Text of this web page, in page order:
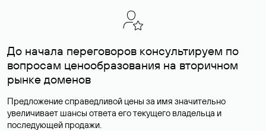
До начала переговоров консультируем по
вопросам ценообразования на вторичном
рынке доменов
Предложение справедливой цены за имя значительно
увеличивает шансы ответа его текущего владельца и
последующей продажи.